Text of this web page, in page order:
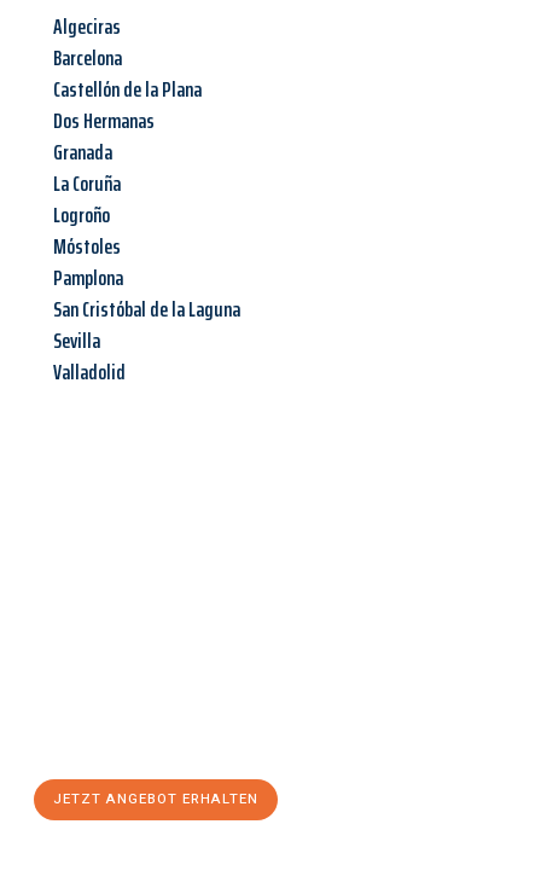
Algeciras
Barcelona
Castellón de la Plana
Dos Hermanas
Granada
La Coruña
Logroño
Móstoles
Pamplona
San Cristóbal de la Laguna
Sevilla
Valladolid
JETZT ANGEBOT ERHALTEN